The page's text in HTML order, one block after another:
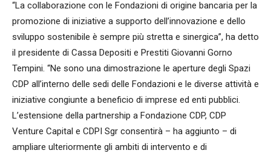
“La collaborazione con le Fondazioni di origine bancaria per la
promozione di iniziative a supporto dell’innovazione e dello
sviluppo sostenibile è sempre più stretta e sinergica”, ha detto
il presidente di Cassa Depositi e Prestiti Giovanni Gorno
Tempini. “Ne sono una dimostrazione le aperture degli Spazi
CDP all’interno delle sedi delle Fondazioni e le diverse attività e
iniziative congiunte a beneficio di imprese ed enti pubblici.
L’estensione della partnership a Fondazione CDP, CDP
Venture Capital e CDPI Sgr consentirà – ha aggiunto – di
ampliare ulteriormente gli ambiti di intervento e di